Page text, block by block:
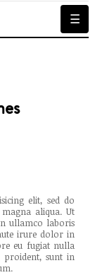
de
☰
elit, sed do
aliqua. Ut
ullamco laboris
irure dolor in
eu fugiat nulla
proident, sunt in